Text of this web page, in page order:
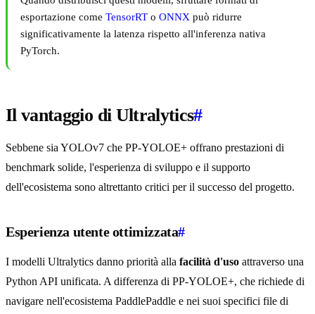
esportazione come TensorRT o ONNX può ridurre
significativamente la latenza rispetto all'inferenza nativa
PyTorch.
Il vantaggio di Ultralytics#
Sebbene sia YOLOv7 che PP-YOLOE+ offrano prestazioni di
benchmark solide, l'esperienza di sviluppo e il supporto
dell'ecosistema sono altrettanto critici per il successo del progetto.
Esperienza utente ottimizzata#
I modelli Ultralytics danno priorità alla facilità d'uso attraverso una
Python API unificata. A differenza di PP-YOLOE+, che richiede di
navigare nell'ecosistema PaddlePaddle e nei suoi specifici file di